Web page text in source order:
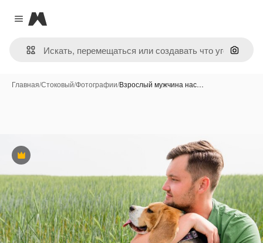
Close menu
Magnific
Поиск
Главная/Стоковый/Фотографии/Взрослый мужчина нас…
Премиум